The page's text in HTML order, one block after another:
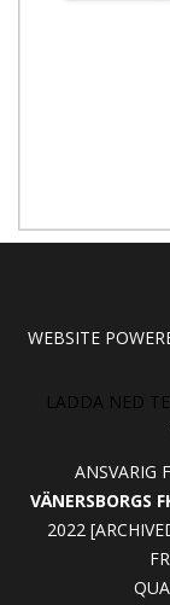
WEBSITE
LADDA NED
ANSVARIG
VÄNERSBORGS
2022